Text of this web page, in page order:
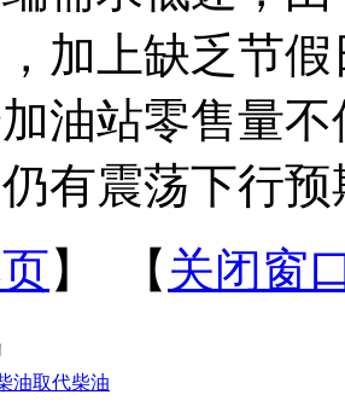
加上缺乏节
油站零售量
有震荡下行预
】 【 关闭窗
油取代柴油